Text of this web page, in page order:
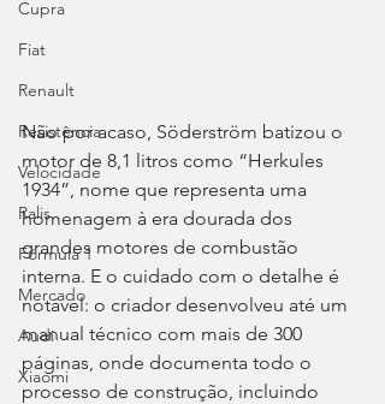
Cupra
Fiat
Renault
Resistência
Velocidade
Ralis
Fórmula 1
Mercado
Audi
Xiaomi
Não por acaso, Söderström batizou o
motor de 8,1 litros como “Herkules
1934”, nome que representa uma
homenagem à era dourada dos
grandes motores de combustão
interna. E o cuidado com o detalhe é
notável: o criador desenvolveu até um
manual técnico com mais de 300
páginas, onde documenta todo o
processo de construção, incluindo